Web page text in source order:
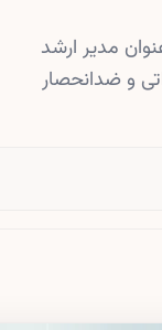
مدیر ارشد
و ضدانحصار